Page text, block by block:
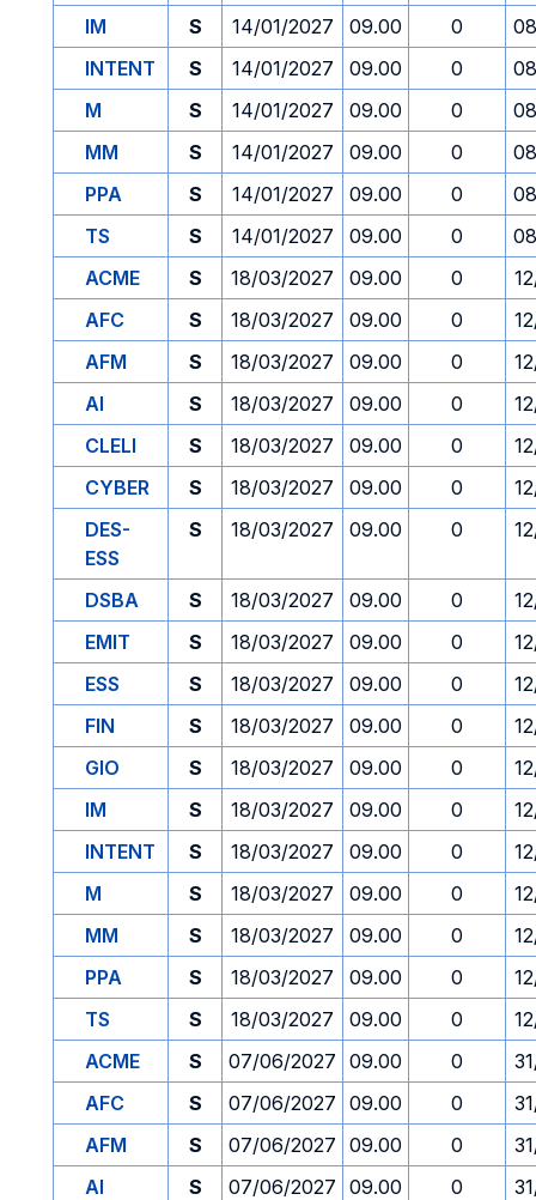
IM
S 14/01/2027 09.00 0
INTENT
S 14/01/2027 09.00 0
M
S 14/01/2027 09.00 0
MM
S 14/01/2027 09.00 0
PPA
S 14/01/2027 09.00 0
TS
S 14/01/2027 09.00 0
ACME
S 18/03/2027 09.00 0
AFC
S 18/03/2027 09.00 0
AFM
S 18/03/2027 09.00 0
AI
S 18/03/2027 09.00 0
CLELI
S 18/03/2027 09.00 0
CYBER
S 18/03/2027 09.00 0
DES-
ESS
S 18/03/2027 09.00 0
DSBA S 18/03/2027 09.00 0
EMIT
S 18/03/2027 09.00 0
ESS
S 18/03/2027 09.00 0
FIN
S 18/03/2027 09.00 0
GIO
S 18/03/2027 09.00 0
IM
S 18/03/2027 09.00 0
INTENT
S 18/03/2027 09.00 0
M
S 18/03/2027 09.00 0
MM
S 18/03/2027 09.00 0
PPA
S 18/03/2027 09.00 0
TS
S 18/03/2027 09.00 0
ACME
S 07/06/2027 09.00 0
AFC
S 07/06/2027 09.00 0
AFM
S 07/06/2027 09.00 0
AI
S 07/06/2027 09.00 0